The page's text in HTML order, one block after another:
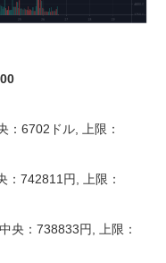
：6702ドル, 上限：
：742811円, 上限：
央：738833円, 上限：